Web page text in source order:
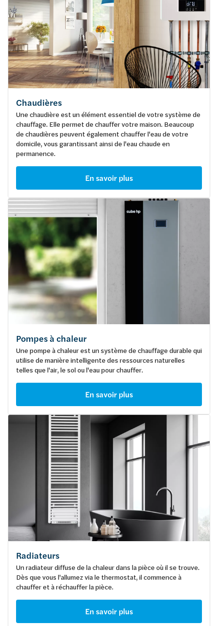
Chaudières
Une chaudière est un élément essentiel de votre système de
chauffage. Elle permet de chauffer votre maison. Beaucoup
de chaudières peuvent également chauffer l'eau de votre
domicile, vous garantissant ainsi de l'eau chaude en
permanence.
En savoir plus
Pompes à chaleur
Une pompe à chaleur est un système de chauffage durable qui
utilise de manière intelligente des ressources naturelles
telles que l'air, le sol ou l'eau pour chauffer.
En savoir plus
Radiateurs
Un radiateur diffuse de la chaleur dans la pièce où il se trouve.
Dès que vous l'allumez via le thermostat, il commence à
chauffer et à réchauffer la pièce.
En savoir plus